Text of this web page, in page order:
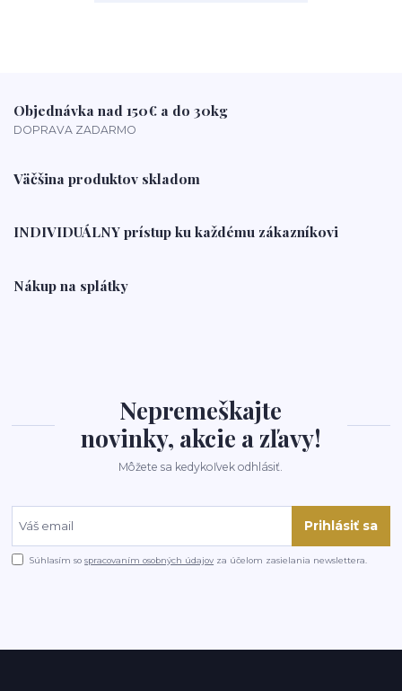
Objednávka nad 150€ a do 30kg
DOPRAVA ZADARMO
Väčšina produktov skladom
INDIVIDUÁLNY prístup ku každému zákazníkovi
Nákup na splátky
Nepremeškajte
novinky, akcie a zľavy!
Môžete sa kedykoľvek odhlásiť.
Prihlásiť sa
Súhlasím sospracovaním osobných údajov za účelom zasielania newslettera.